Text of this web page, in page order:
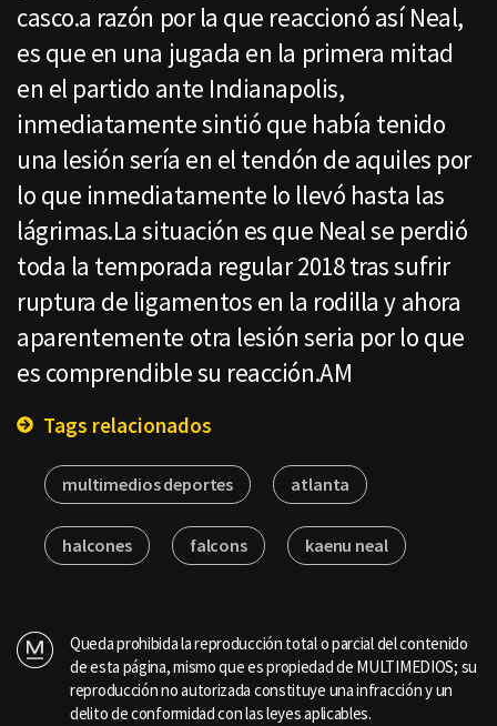
casco.a razón por la que reaccionó así Neal,
es que en una jugada en la primera mitad
en el partido ante Indianapolis,
inmediatamente sintió que había tenido
una lesión sería en el tendón de aquiles por
lo que inmediatamente lo llevó hasta las
lágrimas.La situación es que Neal se perdió
toda la temporada regular 2018 tras sufrir
ruptura de ligamentos en la rodilla y ahora
aparentemente otra lesión seria por lo que
es comprendible su reacción.AM
Tags relacionados
multimedios deportes atlanta
halcones falcons kaenu neal
Queda prohibida la reproducción total o parcial del contenido
de esta página, mismo que es propiedad de MULTIMEDIOS; su
reproducción no autorizada constituye una infracción y un
delito de conformidad con las leyes aplicables.